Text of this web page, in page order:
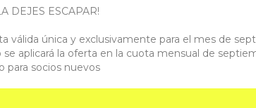
DEJES ESCAPAR!
válida única y exclusivamente para el mes de
se aplicará la oferta en la cuota mensual de
para socios nuevos